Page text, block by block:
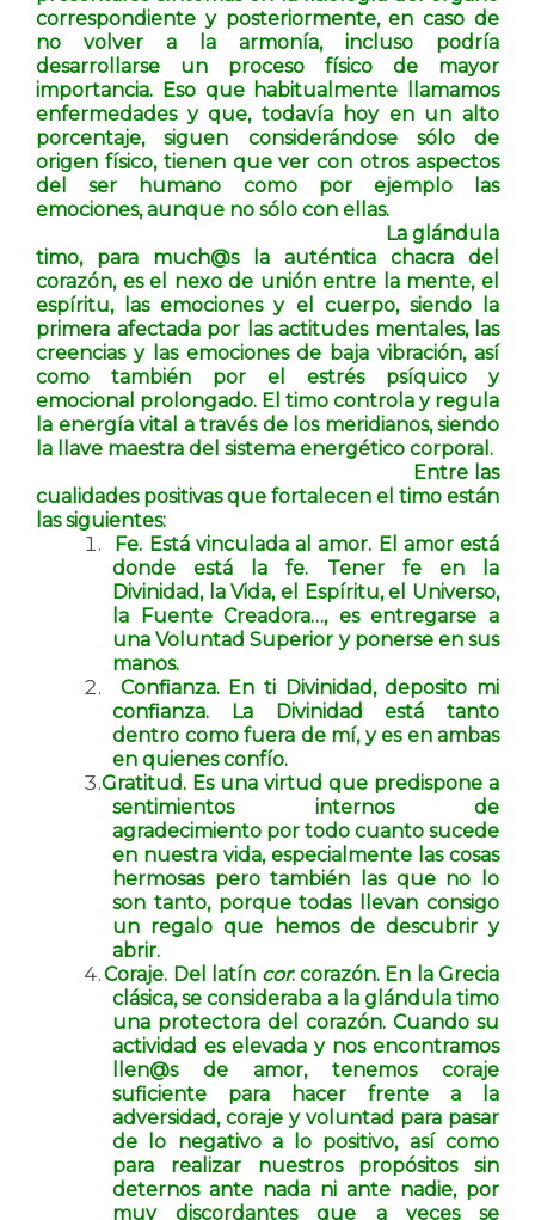
correspondiente y posteriormente, en caso de
no volver a la armonía, incluso podría
desarrollarse un proceso físico de mayor
importancia. Eso que habitualmente llamamos
enfermedades y que, todavía hoy en un alto
porcentaje, siguen considerándose sólo de
origen físico, tienen que ver con otros aspectos
del ser humano como por ejemplo las
emociones, aunque no sólo con ellas.
La glándula
timo, para much@s la auténtica chacra del
corazón, es el nexo de unión entre la mente, el
espíritu, las emociones y el cuerpo, siendo la
primera afectada por las actitudes mentales, las
creencias y las emociones de baja vibración, así
como también por el estrés psíquico y
emocional prolongado. El timo controla y regula
la energía vital a través de los meridianos, siendo
la llave maestra del sistema energético corporal.
Entre las
cualidades positivas que fortalecen el timo están
las siguientes:
Fe. Está vinculada al amor. El amor está
donde está la fe. Tener fe en la
Divinidad, la Vida, el Espíritu, el Universo,
la Fuente Creadora…, es entregarse a
una Voluntad Superior y ponerse en sus
manos.
Confianza. En ti Divinidad, deposito mi
confianza. La Divinidad está tanto
dentro como fuera de mí, y es en ambas
en quienes confío.
Gratitud. Es una virtud que predispone a
sentimientos internos de
agradecimiento por todo cuanto sucede
en nuestra vida, especialmente las cosas
hermosas pero también las que no lo
son tanto, porque todas llevan consigo
un regalo que hemos de descubrir y
abrir.
Coraje. Del latín cor: corazón. En la Grecia
clásica, se consideraba a la glándula timo
una protectora del corazón. Cuando su
actividad es elevada y nos encontramos
llen@s de amor, tenemos coraje
suficiente para hacer frente a la
adversidad, coraje y voluntad para pasar
de lo negativo a lo positivo, así como
para realizar nuestros propósitos sin
deternos ante nada ni ante nadie, por
muy discordantes que a veces se